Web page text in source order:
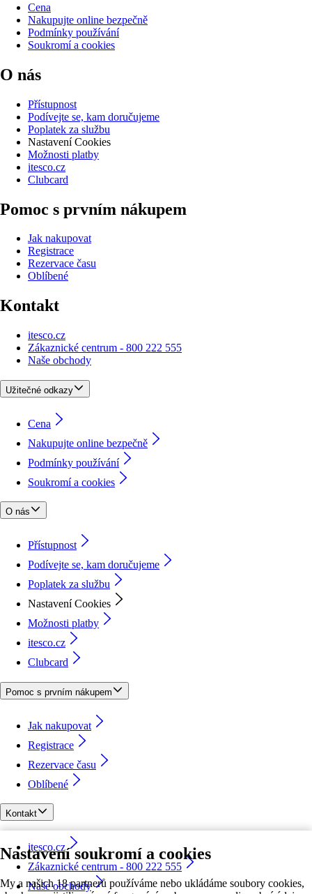
Nastavení soukromí a cookies
My a našich 18 partnerů používáme nebo ukládáme soubory cookies,
Cena
Nakupujte online bezpečně
Podmínky používání
Soukromí a cookies
O nás
Přístupnost
Podívejte se, kam doručujeme
Poplatek za službu
Nastavení Cookies
Možnosti platby
itesco.cz
Clubcard
Pomoc s prvním nákupem
Jak nakupovat
Registrace
Rezervace času
Oblíbené
Kontakt
itesco.cz
Zákaznické centrum - 800 222 555
Naše obchody
Užitečné odkazy
Cena
Nakupujte online bezpečně
Podmínky používání
Soukromí a cookies
O nás
Přístupnost
Podívejte se, kam doručujeme
Poplatek za službu
Nastavení Cookies
Možnosti platby
itesco.cz
Clubcard
Pomoc s prvním nákupem
Jak nakupovat
Registrace
Rezervace času
Oblíbené
Kontakt
itesco.cz
Zákaznické centrum - 800 222 555
Naše obchody